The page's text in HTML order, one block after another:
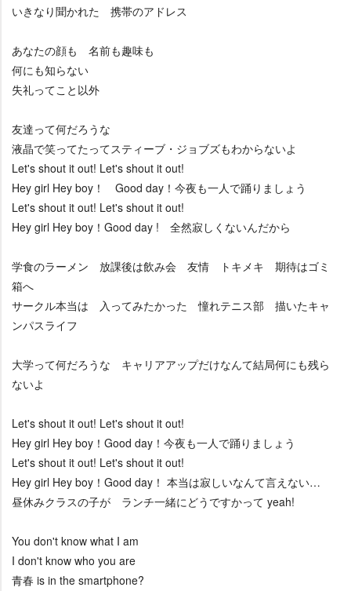
いきなり聞かれた 携帯のアドレス
あなたの顔も 名前も趣味も
何にも知らない
失礼ってこと以外
友達って何だろうな
液晶で笑ってたってスティーブ・ジョブズもわからないよ
Let's shout it out! Let's shout it out!
Hey girl Hey boy！ Good day！今夜も一人で踊りましょう
Let's shout it out! Let's shout it out!
Hey girl Hey boy！Good day ! 全然寂しくないんだから
学食のラーメン 放課後は飲み会 友情 トキメキ 期待はゴミ
箱へ
サークル本当は 入ってみたかった 憧れテニス部 描いたキャ
ンパスライフ
大学って何だろうな キャリアアップだけなんて結局何にも残ら
ないよ
Let's shout it out! Let's shout it out!
Hey girl Hey boy！Good day！今夜も一人で踊りましょう
Let's shout it out! Let's shout it out!
Hey girl Hey boy！Good day！ 本当は寂しいなんて言えない…
昼休みクラスの子が ランチ一緒にどうですかって yeah!
You don't know what I am
I don't know who you are
青春 is in the smartphone?